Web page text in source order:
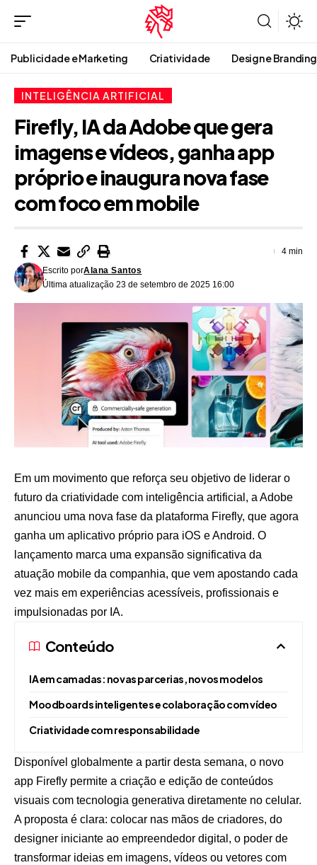
Publicidade e Marketing Criatividade Design e Branding
INTELIGÊNCIA ARTIFICIAL
Firefly, IA da Adobe que gera
imagens e vídeos, ganha app
próprio e inaugura nova fase
com foco em mobile
Última atualização 23 de setembro de 2025 16:00
Escrito porAlana Santos
4 min
Em um movimento que reforça seu objetivo de liderar o
futuro da criatividade com inteligência artificial, a Adobe
anunciou uma nova fase da plataforma Firefly, que agora
ganha um aplicativo próprio para iOS e Android. O
lançamento marca uma expansão significativa da
atuação mobile da companhia, que vem apostando cada
vez mais em experiências acessíveis, profissionais e
impulsionadas por IA.
Conteúdo
IA em camadas: novas parcerias, novos modelos
Moodboards inteligentes e colaboração com vídeo
Criatividade com responsabilidade
Disponível globalmente a partir desta semana, o novo
app Firefly permite a criação e edição de conteúdos
visuais com tecnologia generativa diretamente no celular.
A proposta é clara: colocar nas mãos de criadores, do
designer iniciante ao empreendedor digital, o poder de
transformar ideias em imagens, vídeos ou vetores com